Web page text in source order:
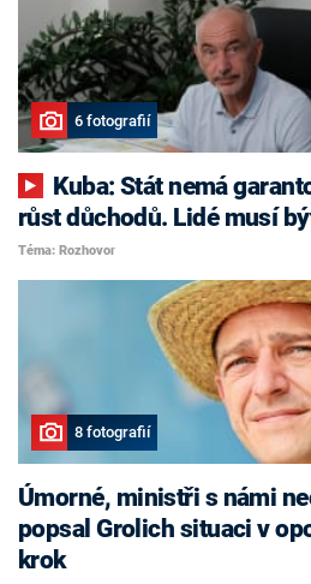
6 fotografií
růst důchodů. Lidé musí
Téma: Rozhovor
8 fotografií
Úmorné, ministři s námi
popsal Grolich situaci v
krok